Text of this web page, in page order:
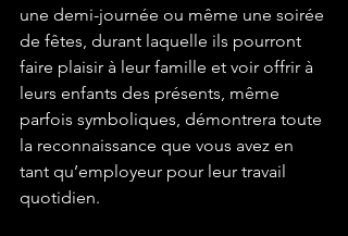
une demi-journée ou même une soirée
de fêtes, durant laquelle ils pourront
faire plaisir à leur famille et voir offrir à
leurs enfants des présents, même
parfois symboliques, démontrera toute
la reconnaissance que vous avez en
tant qu’employeur pour leur travail
quotidien.